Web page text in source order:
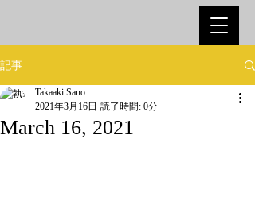
記事
March 16, 2021
Takaaki Sano
2021年3月16日 読了時間: 0分